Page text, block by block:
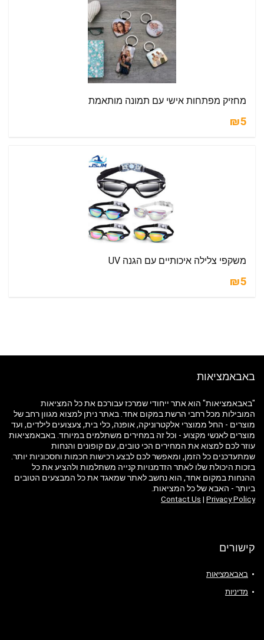
מחזיק מפתחות אישי עם תמונה מותאמת
₪5
משקפי צלילה איכותיים עם הגנה UV
₪5
באבאמציאות
"באבאמציאות" הוא אתר ייחודי שמרכז עבורכם את כל המציאות
המובילות מכל רחבי הרשת במקום אחד. באתר ניתן למצוא מגוון רחב של
מוצרים - החל ממוצרי אלקטרוניקה, אופנה, כלי בית, צעצועים לילדים, ועד
מוצרים לאנשי מקצוע - וכל זה במחירים משתלמים במיוחד. באבאמציאות
עוזר לכם למצוא את המחירים הכי טובים, עם קופונים והנחות
שמתעדכנים כל הזמן, ומאפשר לכם לבצע רכישות חכמות וחסכוניות יותר.
בזכות היכולת שלו לאתר הזדמנויות קנייה משתלמות ולהציע את כל
ההנחות במקום אחד, הוא נחשב לאתר שמאגד את כל המבצעים הטובים
ביותר - האבא של כל המציאות.
Contact Us | Privacy Policy
קישורים
באבאמציאות
מדיניות